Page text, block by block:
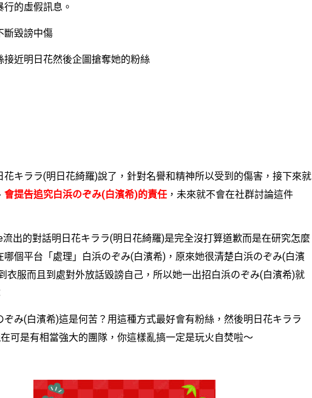
的虛假訊息。
毀謗中傷
近明日花然後企圖搶奪她的粉絲
ララ(明日花綺羅)說了，針對名譽和精神所以受到的傷害，接下來就
會提告追究白浜のぞみ(白濱希)的責任 ，未來就不會在社群討論這件
的對話明日花キララ(明日花綺羅)是完全沒打算道歉而是在研究怎麼
哪個平台「處理」白浜のぞみ(白濱希)，原來她很清楚白浜のぞみ(白濱
衣服而且到處對外放話毀謗自己，所以她一出招白浜のぞみ(白濱希)就
(白濱希)這是何苦？用這種方式最好會有粉絲，然後明日花キララ
可是有相當強大的團隊，你這樣亂搞一定是玩火自焚啦～